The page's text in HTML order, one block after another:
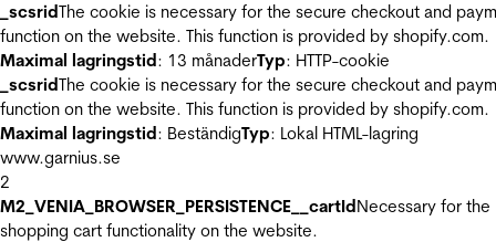
_scsridThe cookie is necessary for the secure checkout and
function on the website. This function is provided by shopify.com.
Maximal lagringstid: 13 månaderTyp: HTTP-cookie
_scsridThe cookie is necessary for the secure checkout and
function on the website. This function is provided by shopify.com.
Maximal lagringstid: BeständigTyp: Lokal HTML-lagring
www.garnius.se
2
M2_VENIA_BROWSER_PERSISTENCE__cartIdNecessary for the
shopping cart functionality on the website.